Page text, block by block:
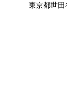
東京都世田